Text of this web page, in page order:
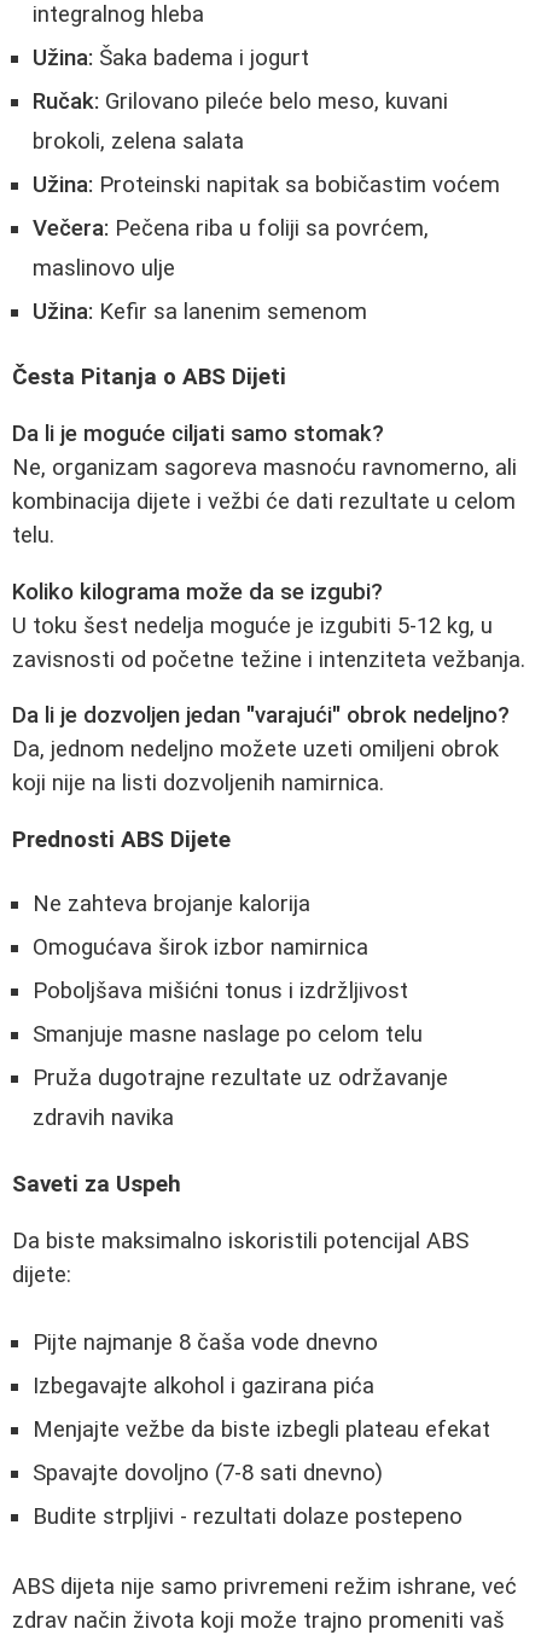
integralnog hleba
Užina: Šaka badema i jogurt
Ručak: Grilovano pileće belo meso, kuvani
brokoli, zelena salata
Užina: Proteinski napitak sa bobičastim voćem
Večera: Pečena riba u foliji sa povrćem,
maslinovo ulje
Užina: Kefir sa lanenim semenom
Česta Pitanja o ABS Dijeti
Da li je moguće ciljati samo stomak?
Ne, organizam sagoreva masnoću ravnomerno, ali
kombinacija dijete i vežbi će dati rezultate u celom
telu.
Koliko kilograma može da se izgubi?
U toku šest nedelja moguće je izgubiti 5-12 kg, u
zavisnosti od početne težine i intenziteta vežbanja.
Da li je dozvoljen jedan "varajući" obrok nedeljno?
Da, jednom nedeljno možete uzeti omiljeni obrok
koji nije na listi dozvoljenih namirnica.
Prednosti ABS Dijete
Ne zahteva brojanje kalorija
Omogućava širok izbor namirnica
Poboljšava mišićni tonus i izdržljivost
Smanjuje masne naslage po celom telu
Pruža dugotrajne rezultate uz održavanje
zdravih navika
Saveti za Uspeh
Da biste maksimalno iskoristili potencijal ABS
dijete:
Pijte najmanje 8 čaša vode dnevno
Izbegavajte alkohol i gazirana pića
Menjajte vežbe da biste izbegli plateau efekat
Spavajte dovoljno (7-8 sati dnevno)
Budite strpljivi - rezultati dolaze postepeno
ABS dijeta nije samo privremeni režim ishrane, već
zdrav način života koji može trajno promeniti vaš